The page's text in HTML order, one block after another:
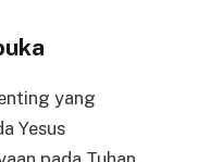
yang
Yesus